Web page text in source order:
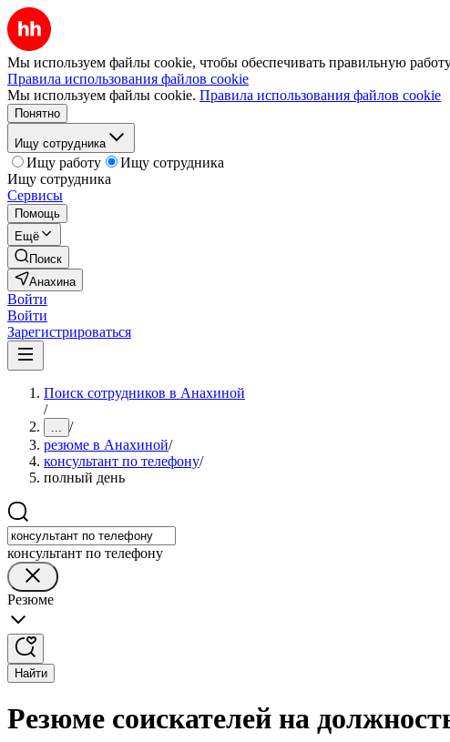
Мы используем файлы cookie, чтобы обеспечивать правильную
Правила использования файлов cookie
Мы используем файлы cookie. Правила использования файлов cookie
Понятно
Ищу сотрудника
Ищу работу
Ищу сотрудника
Ищу сотрудника
Сервисы
Помощь
Ещё
Поиск
Анахина
Войти
Войти
Зарегистрироваться
Поиск сотрудников в Анахиной
/
... /
резюме в Анахиной/
консультант по телефону/
полный день
консультант по телефону
Резюме
Найти
Резюме соискателей на